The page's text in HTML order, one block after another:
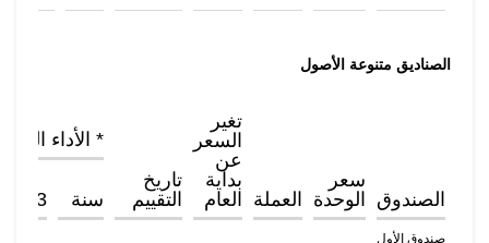
الصناديق متنوعة الأصول
الصندوق
سعر
الوحدة العملة
تغير
السعر
عن
بداية
العام
تاريخ
التقييم
* الأداء
سنة 3سنوات
صندوق الأول